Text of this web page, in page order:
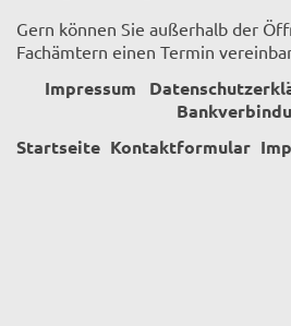
Gern können Sie außerhalb der
Fachämtern einen Termin
Impressum
Startseite Kontaktformular